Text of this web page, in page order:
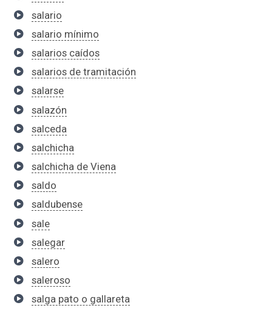
salario
salario mínimo
salarios caídos
salarios de tramitación
salarse
salazón
salceda
salchicha
salchicha de Viena
saldo
saldubense
sale
salegar
salero
saleroso
salga pato o gallareta